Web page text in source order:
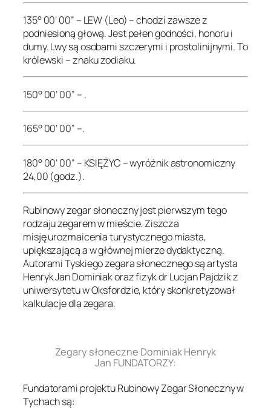
135° 00’ 00” – LEW (Leo) – chodzi zawsze z
podniesioną głową. Jest pełen godności, honoru i
dumy. Lwy są osobami szczerymi i prostolinijnymi. To
królewski – znaku zodiaku.
150° 00’ 00” – .
165° 00’ 00” –.
180° 00’ 00” – KSIĘŻYC – wyróżnik astronomiczny
24,00 (godz.).
Rubinowy zegar słoneczny jest pierwszym tego
rodzaju zegarem w mieście. Ziszcza
misję urozmaicenia turystycznego miasta,
upiększającą a w głównej mierze dydaktyczną.
Autorami Tyskiego zegara słonecznego są artysta
Henryk Jan Dominiak oraz fizyk dr Lucjan Pajdzik z
uniwersytetu w Oksfordzie, który skonkretyzował
kalkulacje dla zegara.
Zegary słoneczne Dominiak Henryk
Jan FUNDATORZY:
Fundatorami projektu Rubinowy Zegar Słoneczny w
Tychach są: